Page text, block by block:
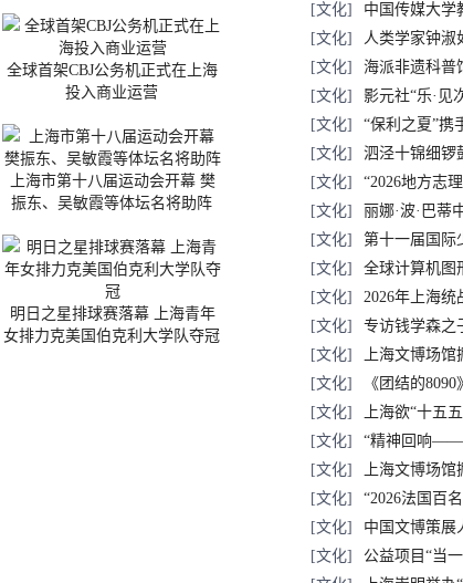
全球首架CBJ公务机正式在上海
投入商业运营
上海市第十八届运动会开幕 樊
振东、吴敏霞等体坛名将助阵
明日之星排球赛落幕 上海青年
女排力克美国伯克利大学队夺冠
[文化]
中国传媒大学
[文化]
人类学家钟淑
[文化]
海派非遗科普
[文化]
影元社“乐·见
[文化]
“保利之夏”携
[文化]
泗泾十锦细锣
[文化]
“2026地方志
[文化]
丽娜·波·巴蒂
[文化]
第十一届国际
[文化]
全球计算机图
[文化]
2026年上海
[文化]
专访钱学森之
[文化]
上海文博场馆
[文化]
《团结的
[文化]
上海欲“十五
[文化]
“精神回响——
[文化]
上海文博场馆
[文化]
“2026法国百
[文化]
中国文博策展
[文化]
公益项目“当